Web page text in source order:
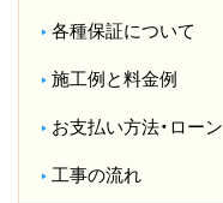
各種保証について
施工例と料金例
お支払い方法・ローン
工事の流れ